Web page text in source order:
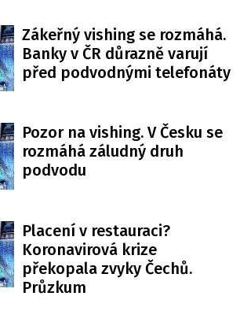
Zákeřný vishing se rozmáhá.
Banky v ČR důrazně varují
před podvodnými telefonáty
Pozor na vishing. V Česku se
rozmáhá záludný druh
podvodu
Placení v restauraci?
Koronavirová krize
překopala zvyky Čechů.
Průzkum